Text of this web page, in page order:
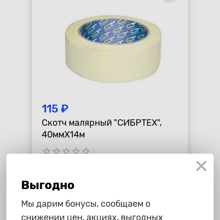
115 ₽
Скотч малярный "СИБРТЕХ",
40ммХ14м
star_borderstar_borderstar_borderstar_borderstar_border
Выгодно
Мы дарим бонусы, сообщаем о
снижении цен, акциях, выгодных